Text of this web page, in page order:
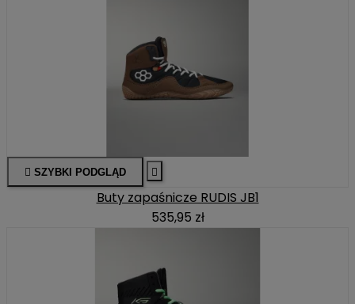
 SZYBKI PODGLĄD 
Buty zapaśnicze RUDIS JB1
535,95 zł